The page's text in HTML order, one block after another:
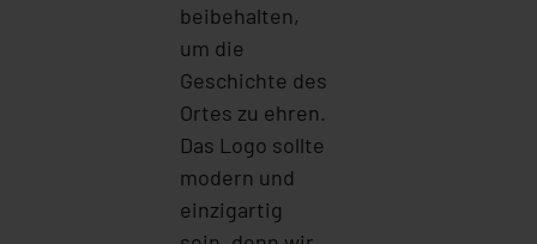
beibehalten,
um die
Geschichte des
Ortes zu ehren.
Das Logo sollte
modern und
einzigartig